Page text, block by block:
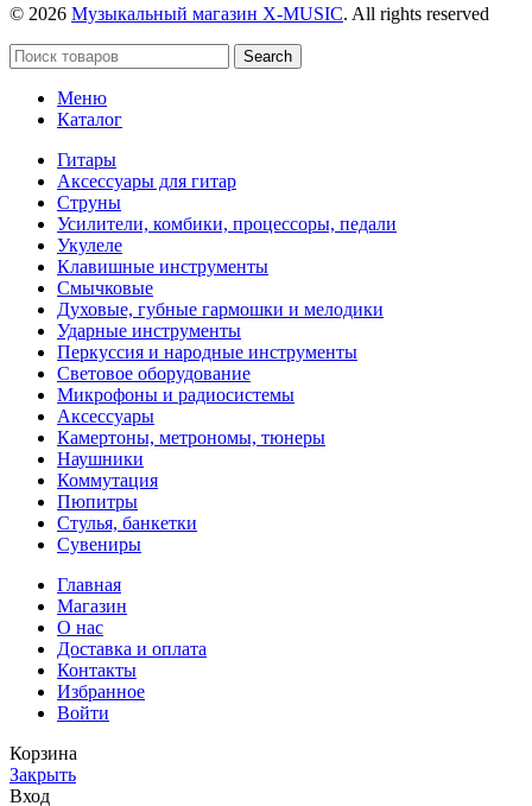
© 2026 Музыкальный магазин X-MUSIC. All rights reserved
Search
Меню
Каталог
Гитары
Аксессуары для гитар
Струны
Усилители, комбики, процессоры, педали
Укулеле
Клавишные инструменты
Смычковые
Духовые, губные гармошки и мелодики
Ударные инструменты
Перкуссия и народные инструменты
Световое оборудование
Микрофоны и радиосистемы
Аксессуары
Камертоны, метрономы, тюнеры
Наушники
Коммутация
Пюпитры
Стулья, банкетки
Сувениры
Главная
Магазин
О нас
Доставка и оплата
Контакты
Избранное
Войти
Корзина
Закрыть
Вход